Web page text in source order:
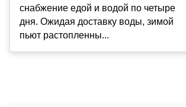
снабжение едой и водой по четыре
дня. Ожидая доставку воды, зимой
пьют растопленны...